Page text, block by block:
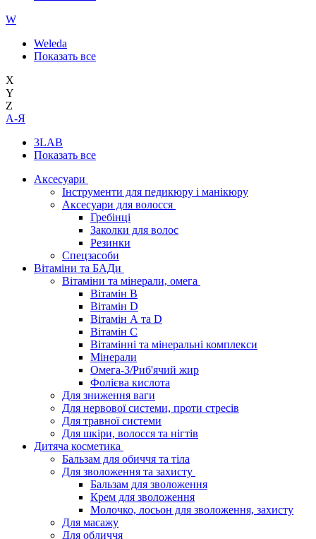
W
Weleda
Показать все
X
Y
Z
А-Я
3LAB
Показать все
Аксесуари
Інструменти для педикюру і манікюру
Аксесуари для волосся
Гребінці
Заколки для волос
Резинки
Спецзасоби
Вітаміни та БАДи
Вітаміни та мінерали, омега
Вітамін B
Вітамін D
Вітамін А та D
Вітамін С
Вітамінні та мінеральні комплекси
Мінерали
Омега-3/Риб'ячий жир
Фолієва кислота
Для зниження ваги
Для нервової системи, проти стресів
Для травної системи
Для шкіри, волосся та нігтів
Дитяча косметика
Бальзам для обиччя та тіла
Для зволоження та захисту
Бальзам для зволоження
Крем для зволоження
Молочко, лосьон для зволоження, захисту
Для масажу
Для обличчя